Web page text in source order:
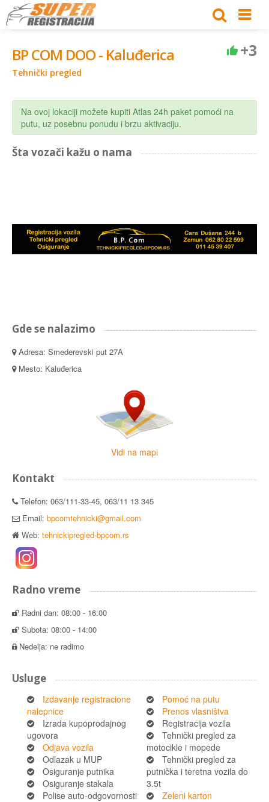
BP COM DOO - Kaluđerica
Tehnički pregled
+3
Na ovoj lokaciji možete kupiti Atlas 24h paket pomoći na
putu, uz posebnu ponudu i brzu aktivaciju.
Šta vozači kažu o nama
Gde se nalazimo
Adresa: Smederevski put 27A
Mesto: Kaluđerica
Vidi na mapi
Kontakt
Telefon: 063/111-33-45, 063/11 13 345
Email: bpcomtehnicki@gmail.com
Web: tehnickipregled-bpcom.rs
Radno vreme
Radni dan: 08:00 - 16:00
Subota: 08:00 - 14:00
Nedelja: ne radimo
Usluge
Izdavanje registracione
nalepnice
Izrada kupoprodajnog
ugovora
Odjava vozila
Odlazak u MUP
Osiguranje putnika
Osiguranje stakala
Polise auto-odgovornosti
Pomoć na putu
Prenos vlasništva
Registracija vozila
Tehnički pregled za
motocikle i mopede
Tehnički pregled za
putnička i teretna vozila do
3.5t
Zeleni karton